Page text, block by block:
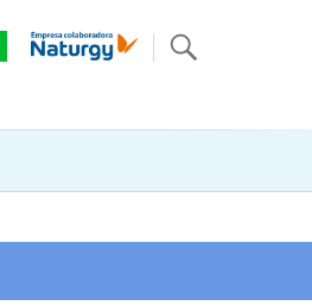
. Acompañamos al cliente
y reparación, hasta la